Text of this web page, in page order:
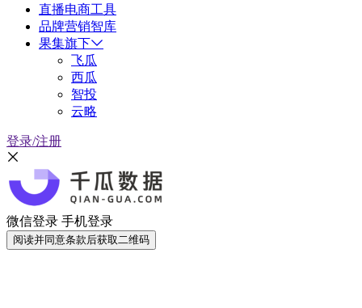
直播电商工具
品牌营销智库
果集旗下
飞瓜
西瓜
智投
云略
登录/注册
微信登录 手机登录
阅读并同意条款后获取二维码